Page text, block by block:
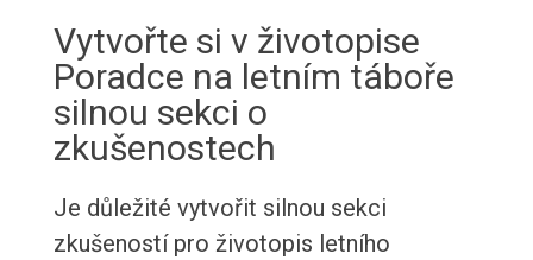
Vytvořte si v životopise
Poradce na letním táboře
silnou sekci o
zkušenostech
Je důležité vytvořit silnou sekci
zkušeností pro životopis letního